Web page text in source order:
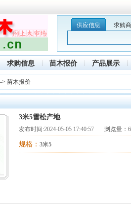
供应信息 求购
求购信息 苗木报价 产品展示
-> 苗木报价
3米5雪松产地
发布时间:2024-05-05 17:40:57 浏览量：
规格： 3米5